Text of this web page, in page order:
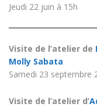
Jeudi 22 juin à 15h
Visite de l’atelier de
Molly Sabata
Samedi 23 septembre
Visite de l’atelier d’